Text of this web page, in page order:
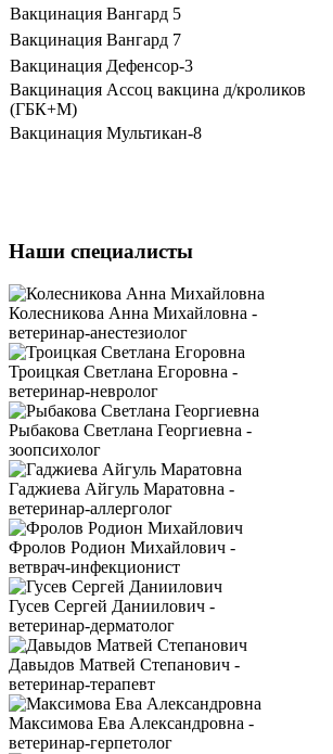
Вакцинация Вангард 5
Вакцинация Вангард 7
Вакцинация Дефенсор-3
Вакцинация Ассоц вакцина д/кроликов
(ГБК+М)
Вакцинация Мультикан-8
Наши специалисты
Колесникова Анна Михайловна -
ветеринар-анестезиолог
Троицкая Светлана Егоровна -
ветеринар-невролог
Рыбакова Светлана Георгиевна -
зоопсихолог
Гаджиева Айгуль Маратовна -
ветеринар-аллерголог
Фролов Родион Михайлович -
ветврач-инфекционист
Гусев Сергей Даниилович -
ветеринар-дерматолог
Давыдов Матвей Степанович -
ветеринар-терапевт
Максимова Ева Александровна -
ветеринар-герпетолог